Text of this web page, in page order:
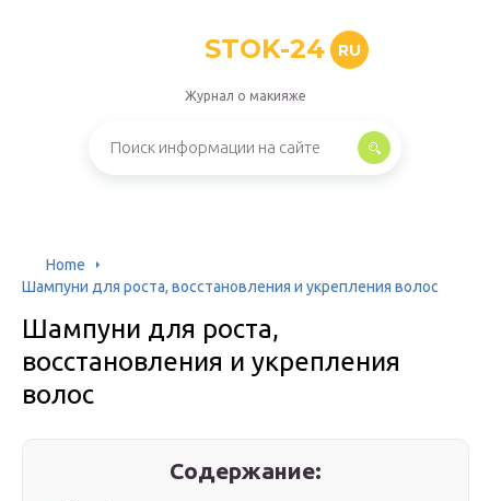
STOK-24 RU
Журнал о макияже
Home
Шампуни для роста, восстановления и укрепления волос
Шампуни для роста,
восстановления и укрепления
волос
Содержание: